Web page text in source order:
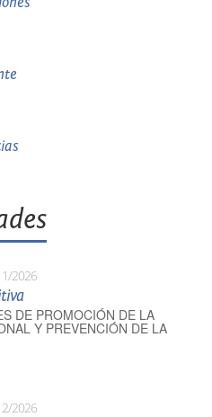
2026
DE PROMOCIÓN DE LA
Y PREVENCIÓN DE LA
2026